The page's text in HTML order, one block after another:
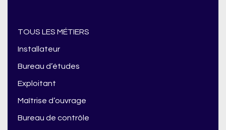
TOUS LES MÉTIERS
Installateur
Bureau d’études
Exploitant
Maîtrise d’ouvrage
Bureau de contrôle